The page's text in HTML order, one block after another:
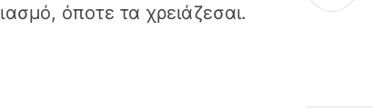
όποτε τα χρειάζεσαι.